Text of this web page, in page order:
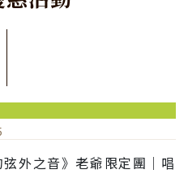
外之音》老爺限定團｜唱